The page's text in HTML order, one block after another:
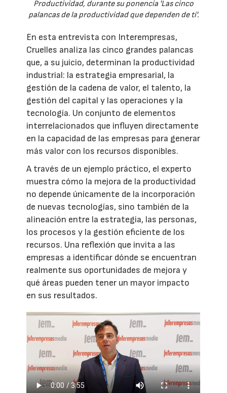
Productividad, durante su ponencia 'Las cinco
palancas de la productividad que dependen de ti'.
En esta entrevista con Interempresas,
Cruelles analiza las cinco grandes palancas
que, a su juicio, determinan la productividad
industrial: la estrategia empresarial, la
gestión de la cadena de valor, el talento, la
gestión del capital y las operaciones y la
tecnología. Un conjunto de elementos
interrelacionados que influyen directamente
en la capacidad de las empresas para generar
más valor con los recursos disponibles.
A través de un ejemplo práctico, el experto
muestra cómo la mejora de la productividad
no depende únicamente de la incorporación
de nuevas tecnologías, sino también de la
alineación entre la estrategia, las personas,
los procesos y la gestión eficiente de los
recursos. Una reflexión que invita a las
empresas a identificar dónde se encuentran
realmente sus oportunidades de mejora y
qué áreas pueden tener un mayor impacto
en sus resultados.